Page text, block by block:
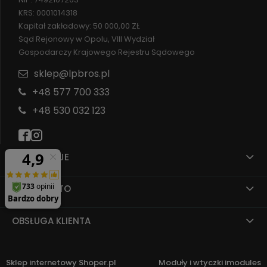
INFORMACJE
MOJE KONTO
OBSŁUGA KLIENTA
KRS: 0001014318
Kapitał zakładowy: 50 000,00 ZŁ
Sąd Rejonowy w Opolu, VIII Wydział
Gospodarczy Krajowego Rejestru Sądowego
sklep@lpbros.pl
+48 577 700 333
+48 530 032 123
Sklep internetowy Shoper.pl Moduły i wtyczki imodules